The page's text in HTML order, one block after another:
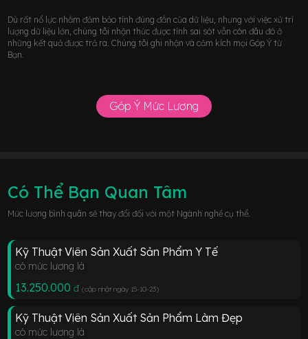
Dù rất nổ lực nhằm đảm bảo tính đúng đắn của dữ liệu, nhưng với việc xử trí
lượng dữ liệu lớn, chúng tôi nhận thức được tính sai sót vẫn còn đâu đó ở
những kết quả được trả ra. Chúng tôi ghi nhận và cảm kích mọi Góp Ý từ
Bạn.
Góp Ý Mức Lương
Có Thể Bạn Quan Tâm
Mức lương bình quân sẽ thay đổi đối với một Ngành nghề cụ thể.
Kỹ Thuật Viên Sản Xuất Sản Phẩm Y Tế
có mức lương là
13.250.000 đ (cập nhật ngày 15-10-23)
Kỹ Thuật Viên Sản Xuất Sản Phẩm Làm Đẹp
có mức lương là